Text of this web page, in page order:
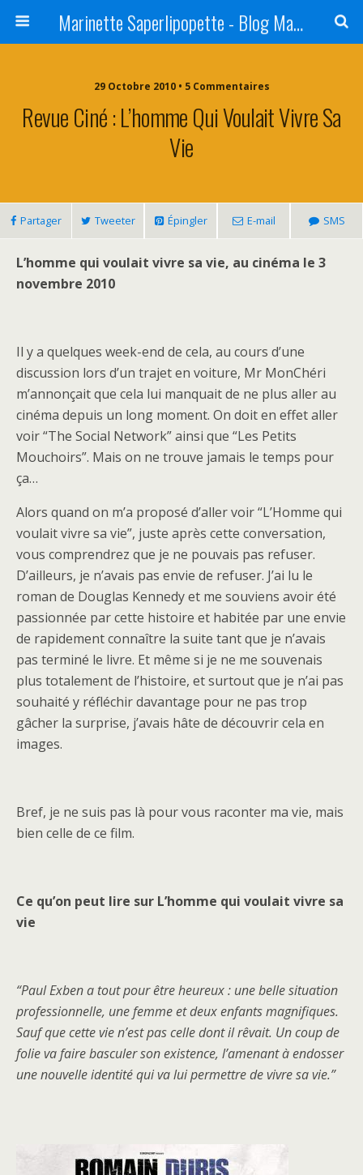
Marinette Saperlipopette - Blog Maman Angers Lifestyle - Ex Expat Montréal
29 Octobre 2010 • 5 Commentaires
Revue Ciné : L’homme Qui Voulait Vivre Sa
Vie
Partager Tweeter Épingler E-mail SMS
L’homme qui voulait vivre sa vie, au cinéma le 3
novembre 2010
Il y a quelques week-end de cela, au cours d’une
discussion lors d’un trajet en voiture, Mr MonChéri
m’annonçait que cela lui manquait de ne plus aller au
cinéma depuis un long moment. On doit en effet aller
voir “The Social Network” ainsi que “Les Petits
Mouchoirs”. Mais on ne trouve jamais le temps pour
ça…
Alors quand on m’a proposé d’aller voir “L’Homme qui
voulait vivre sa vie”, juste après cette conversation,
vous comprendrez que je ne pouvais pas refuser.
D’ailleurs, je n’avais pas envie de refuser. J’ai lu le
roman de Douglas Kennedy et me souviens avoir été
passionnée par cette histoire et habitée par une envie
de rapidement connaître la suite tant que je n’avais
pas terminé le livre. Et même si je ne me souvenais
plus totalement de l’histoire, et surtout que je n’ai pas
souhaité y réfléchir davantage pour ne pas trop
gâcher la surprise, j’avais hâte de découvrir cela en
images.
Bref, je ne suis pas là pour vous raconter ma vie, mais
bien celle de ce film.
Ce qu’on peut lire sur L’homme qui voulait vivre sa
vie
“Paul Exben a tout pour être heureux : une belle situation
professionnelle, une femme et deux enfants magnifiques.
Sauf que cette vie n’est pas celle dont il rêvait. Un coup de
folie va faire basculer son existence, l’amenant à endosser
une nouvelle identité qui va lui permettre de vivre sa vie.”